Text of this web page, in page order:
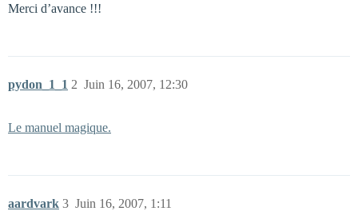
Merci d’avance !!!
pydon_1_1 Juin 16, 2007, 12:30
2
Le manuel magique.
aardvark Juin 16, 2007, 1:11
3